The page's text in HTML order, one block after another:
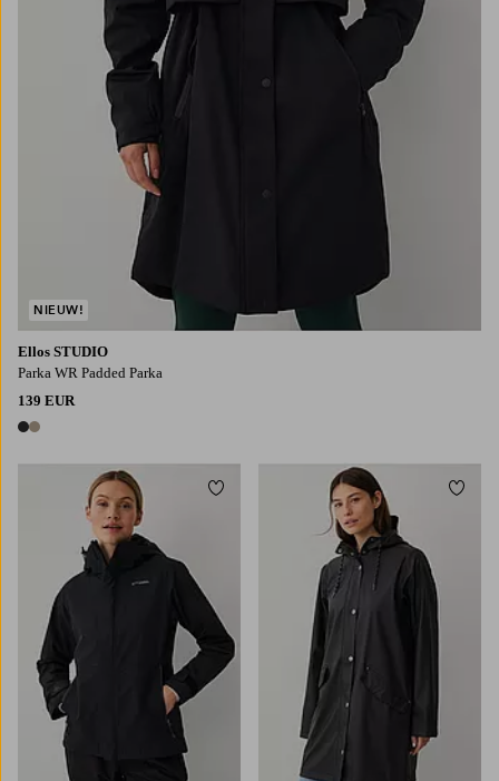
Ellos STUDIO
Parka WR Padded Parka
139 EUR
2 kleuren
NIEUW!
Toevoegen aan favorieten